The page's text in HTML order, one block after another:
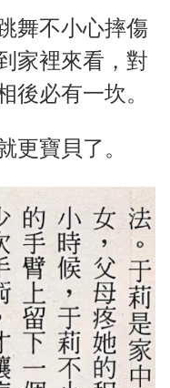
舞不小心摔傷
家裡來看，對
後必有一坎。
更寶貝了。